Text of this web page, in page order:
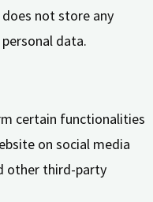
does not store any
personal data.
certain functionalities
on social media
other third-party